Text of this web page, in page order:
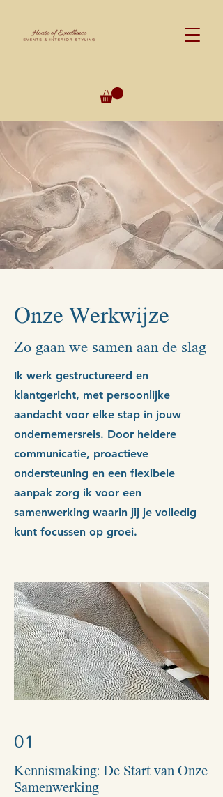
Onze Werkwijze
Zo gaan we samen aan de slag
Ik werk gestructureerd en
klantgericht, met persoonlijke
aandacht voor elke stap in jouw
ondernemersreis. Door heldere
communicatie, proactieve
ondersteuning en een flexibele
aanpak zorg ik voor een
samenwerking waarin jij je volledig
kunt focussen op groei.
01
Kennismaking: De Start van Onze
Samenwerking